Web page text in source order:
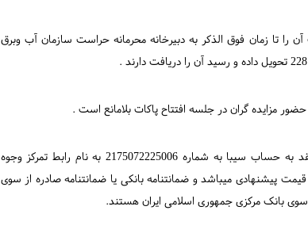
را تا زمان فوق الذکر به دبیرخانه محرمانه حراست سازمان آب وبرق
4- سپرده شرکت در مزایده می بایست واریز وجه نقد به حساب سیبا به شماره 2175072225006 به نام رابط تمرکز وجوه
پیشنهادی میباشد و ضمانتنامه بانکی یا ضمانتنامه صادره از سوی
بانک مرکزی جمهوری اسلامی ایران هستند.